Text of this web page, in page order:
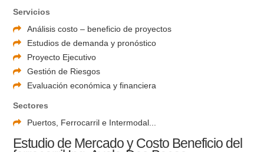
Servicios
Análisis costo – beneficio de proyectos
Estudios de demanda y pronóstico
Proyecto Ejecutivo
Gestión de Riesgos
Evaluación económica y financiera
Sectores
Puertos, Ferrocarril e Intermodal...
Estudio de Mercado y Costo Beneficio del